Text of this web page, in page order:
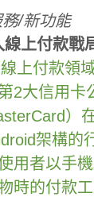
/新功能
上付款戰
上付款領
2大信用卡
）
架構的
用者以手
時的付款工